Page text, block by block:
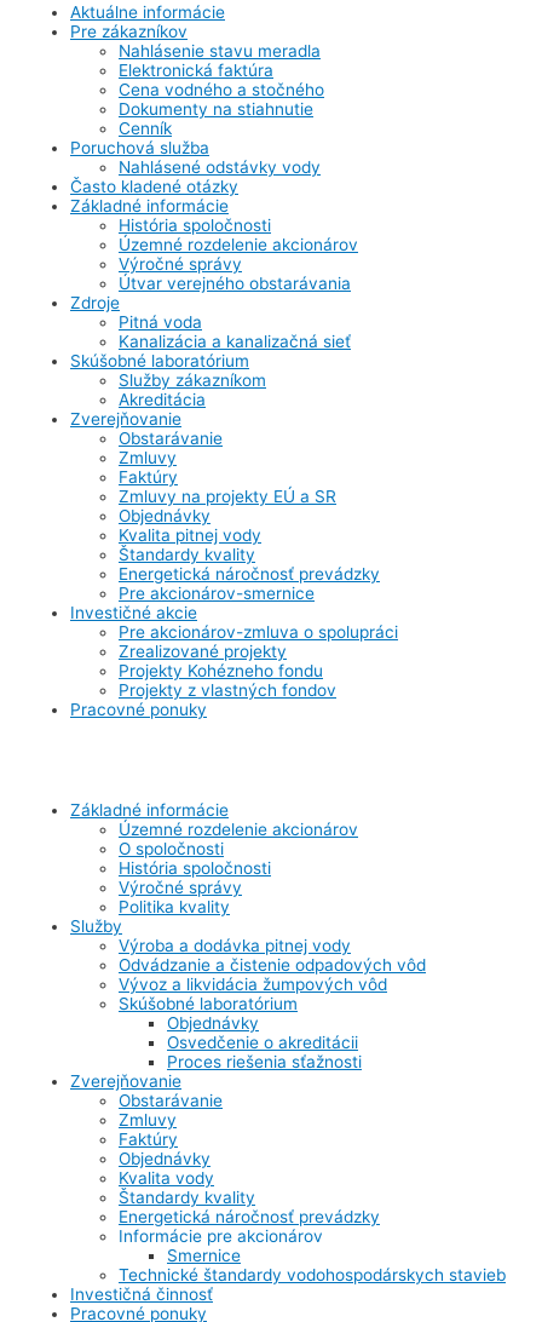
Aktuálne informácie
Pre zákazníkov
Nahlásenie stavu meradla
Elektronická faktúra
Cena vodného a stočného
Dokumenty na stiahnutie
Cenník
Poruchová služba
Nahlásené odstávky vody
Často kladené otázky
Základné informácie
História spoločnosti
Územné rozdelenie akcionárov
Výročné správy
Útvar verejného obstarávania
Zdroje
Pitná voda
Kanalizácia a kanalizačná sieť
Skúšobné laboratórium
Služby zákazníkom
Akreditácia
Zverejňovanie
Obstarávanie
Zmluvy
Faktúry
Zmluvy na projekty EÚ a SR
Objednávky
Kvalita pitnej vody
Štandardy kvality
Energetická náročnosť prevádzky
Pre akcionárov-smernice
Investičné akcie
Pre akcionárov-zmluva o spolupráci
Zrealizované projekty
Projekty Kohézneho fondu
Projekty z vlastných fondov
Pracovné ponuky
Základné informácie
Územné rozdelenie akcionárov
O spoločnosti
História spoločnosti
Výročné správy
Politika kvality
Služby
Výroba a dodávka pitnej vody
Odvádzanie a čistenie odpadových vôd
Vývoz a likvidácia žumpových vôd
Skúšobné laboratórium
Objednávky
Osvedčenie o akreditácii
Proces riešenia sťažnosti
Zverejňovanie
Obstarávanie
Zmluvy
Faktúry
Objednávky
Kvalita vody
Štandardy kvality
Energetická náročnosť prevádzky
Informácie pre akcionárov
Smernice
Technické štandardy vodohospodárskych stavieb
Investičná činnosť
Pracovné ponuky